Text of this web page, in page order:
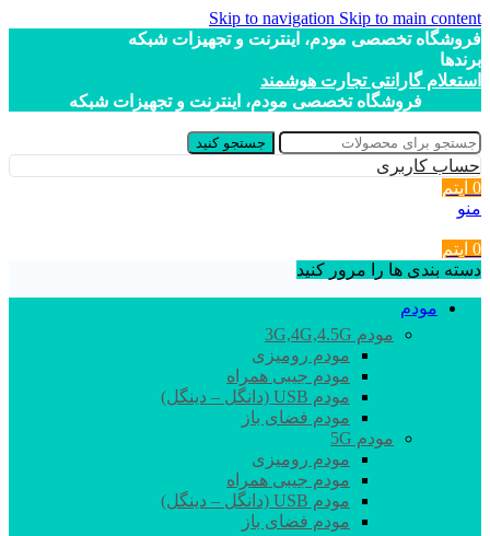
Skip to navigation Skip to main content
فروشگاه تخصصی مودم، اینترنت و تجهیزات شبکه
برندها
استعلام گارانتی تجارت هوشمند
فروشگاه تخصصی مودم، اینترنت و تجهیزات شبکه
جستجو کنید
حساب کاربری
0 آیتم
منو
0 آیتم
دسته بندی ها را مرور کنید
مودم
مودم 3G,4G,4.5G
مودم رومیزی
مودم جیبی همراه
مودم USB (دانگل – دینگل)
مودم فضای باز
مودم 5G
مودم رومیزی
مودم جیبی همراه
مودم USB (دانگل – دینگل)
مودم فضای باز